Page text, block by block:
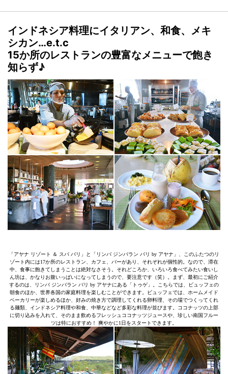
インドネシア料理にイタリアン、和食、メキ
シカン…e.t.c
15か所のレストランの豊富なメニューで飽き
知らず♪
「アヤナ リゾート ＆ スパ バリ」と「リンバ ジンバラン バリ by アヤナ」、このふたつのリ
ゾート内には17か所のレストラン、カフェ、バーがあり、それぞれが個性的。なので、滞在
中、食事に飽きてしまうことは絶対なさそう。それどころか、いろいろ食べてみたい食いし
ん坊は、かなりお腹いっぱいになってしまうので、要注意です（笑）。まず、最初にご紹介
するのは、リンバ ジンバラン バリ by アヤナにある「トゥゲ」。こちらでは、ビュッフェの
朝食のほか、世界各国の家庭料理を楽しむことができます。ビュッフェでは、ホームメイド
ベーカリーが楽しめるほか、好みの焼き方で調理してくれる卵料理、その場でつくってくれ
る麺類、インドネシア料理や和食、中華などなど多彩な料理が並びます。ココナッツの上部
に切り込みを入れて、そのまま飲めるフレッシュココナッツジュースや、珍しい南国フルー
ツは特におすすめ！ 爽やかに1日をスタートできます。